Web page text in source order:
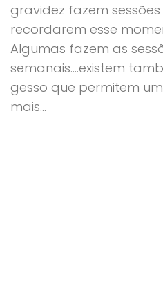
gravidez fazem
recordarem esse
Algumas fazem as
semanais….existem
gesso que permitem
mais...